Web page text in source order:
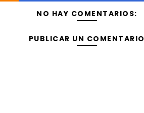
NO HAY COMENTARIOS:
PUBLICAR UN COMENTARIO